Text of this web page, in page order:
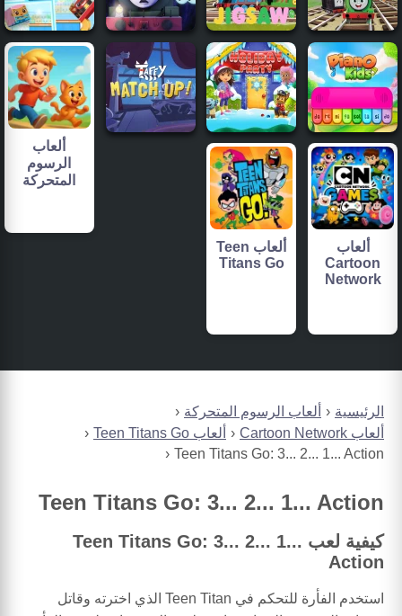
الرئيسية
ألعاب الرسوم المتحركة
ألعاب Cartoon Network
ألعاب Teen Titans Go
Teen Titans Go: 3... 2... 1... Action
Teen Titans Go: 3... 2... 1... Action
كيفية لعب Teen Titans Go: 3... 2... 1...
Action
استخدم الفأرة للتحكم في Teen Titan الذي اخترته وقاتل
ألعاب
الرسوم
المتحركة
ألعاب
Cartoon
Network
ألعاب Teen
Titans Go